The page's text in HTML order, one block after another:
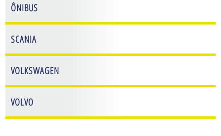
ÔNIBUS
SCANIA
VOLKSWAGEN
VOLVO